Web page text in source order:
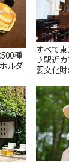
種
ルダ
りっ
すべて
♪駅近カ
要文化
りっぷ